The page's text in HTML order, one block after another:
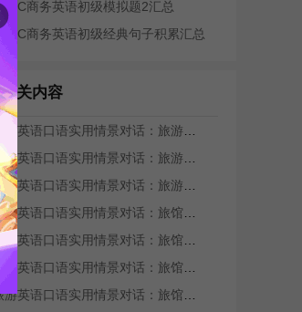
BEC商务英语初级模拟题2汇总
BEC商务英语初级经典句子积累汇总
相关内容